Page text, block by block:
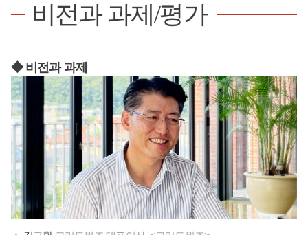
비전과 과제/평가
◆ 비전과 과제